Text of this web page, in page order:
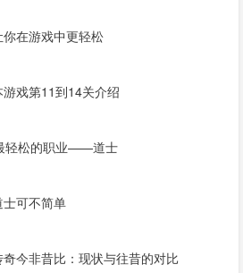
在游戏中更轻松
戏第11到14关介绍
轻松的职业——道士
可不简单
今非昔比：现状与往昔的对比